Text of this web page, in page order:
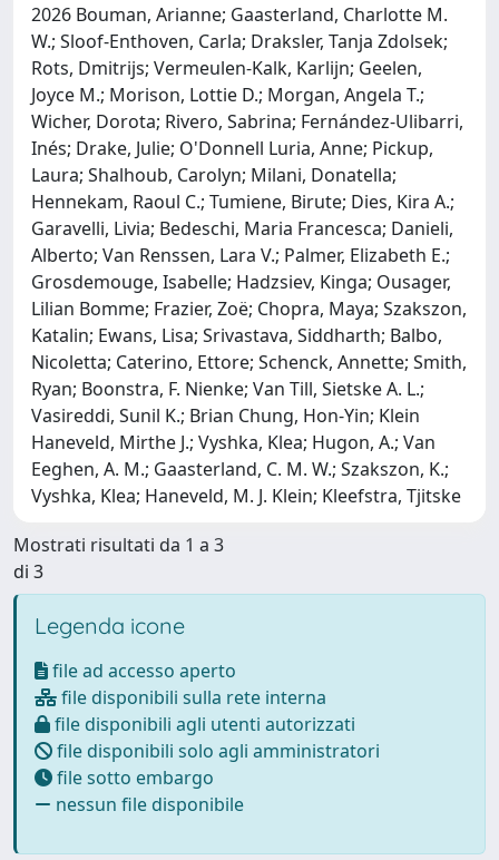
2026 Bouman, Arianne; Gaasterland, Charlotte M.
W.; Sloof-Enthoven, Carla; Draksler, Tanja Zdolsek;
Rots, Dmitrijs; Vermeulen-Kalk, Karlijn; Geelen,
Joyce M.; Morison, Lottie D.; Morgan, Angela T.;
Wicher, Dorota; Rivero, Sabrina; Fernández-Ulibarri,
Inés; Drake, Julie; O'Donnell Luria, Anne; Pickup,
Laura; Shalhoub, Carolyn; Milani, Donatella;
Hennekam, Raoul C.; Tumiene, Birute; Dies, Kira A.;
Garavelli, Livia; Bedeschi, Maria Francesca; Danieli,
Alberto; Van Renssen, Lara V.; Palmer, Elizabeth E.;
Grosdemouge, Isabelle; Hadzsiev, Kinga; Ousager,
Lilian Bomme; Frazier, Zoë; Chopra, Maya; Szakszon,
Katalin; Ewans, Lisa; Srivastava, Siddharth; Balbo,
Nicoletta; Caterino, Ettore; Schenck, Annette; Smith,
Ryan; Boonstra, F. Nienke; Van Till, Sietske A. L.;
Vasireddi, Sunil K.; Brian Chung, Hon-Yin; Klein
Haneveld, Mirthe J.; Vyshka, Klea; Hugon, A.; Van
Eeghen, A. M.; Gaasterland, C. M. W.; Szakszon, K.;
Vyshka, Klea; Haneveld, M. J. Klein; Kleefstra, Tjitske
Mostrati risultati da 1 a 3
di 3
Legenda icone
file ad accesso aperto
file disponibili sulla rete interna
file disponibili agli utenti autorizzati
file disponibili solo agli amministratori
file sotto embargo
nessun file disponibile